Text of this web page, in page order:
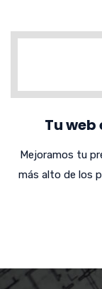
Tu
Mejoramos tu
más alto de los